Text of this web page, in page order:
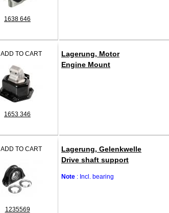
1638 646
ADD TO CART
1653 346
Lagerung, Motor
Engine Mount
ADD TO CART
1235569
Lagerung, Gelenkwelle
Drive shaft support
Note : Incl. bearing